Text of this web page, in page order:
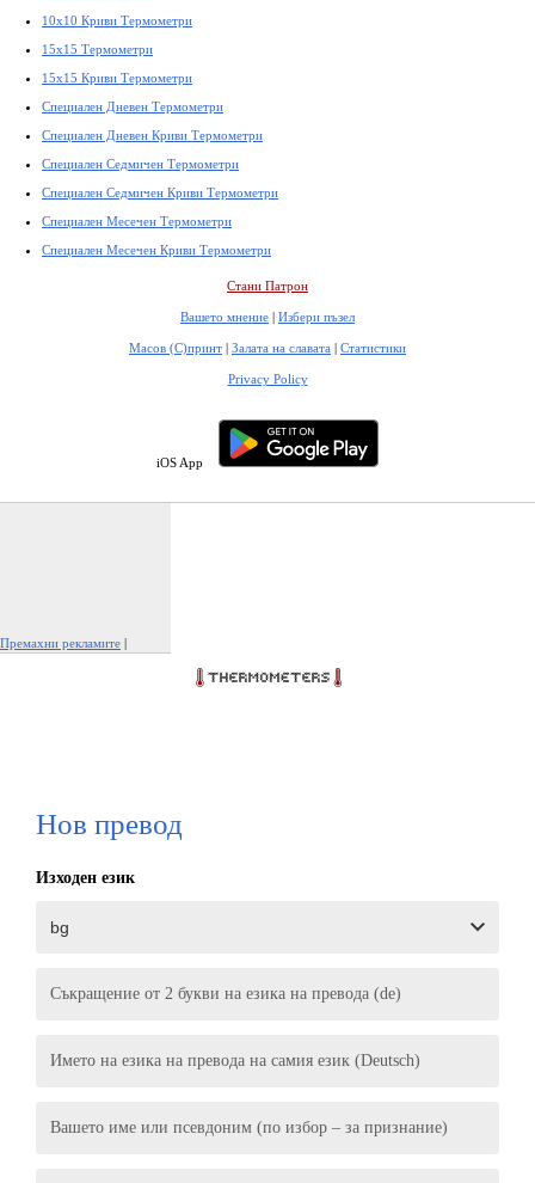
10x10 Криви Термометри
15x15 Термометри
15x15 Криви Термометри
Специален Дневен Термометри
Специален Дневен Криви Термометри
Специален Седмичен Термометри
Специален Седмичен Криви Термометри
Специален Месечен Термометри
Специален Месечен Криви Термометри
Стани Патрон
Вашето мнение | Избери пъзел
Масов (С)принт | Залата на славата | Статистики
Privacy Policy
iOS App
Премахни рекламите |
Нов превод
Изходен език
Съкращение от 2 букви на езика на превода (de)
Името на езика на превода на самия език (Deutsch)
Вашето име или псевдоним (по избор – за признание)